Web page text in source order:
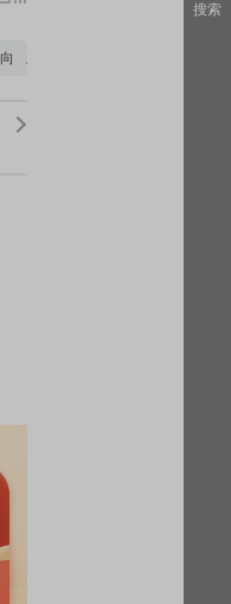
上市公司限售股解禁一览
搜索